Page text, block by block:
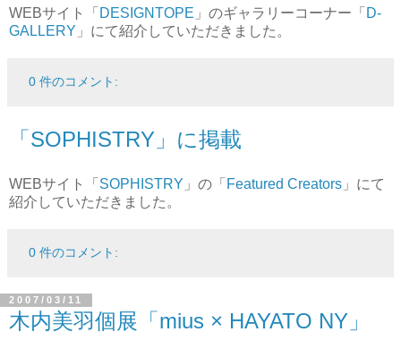
WEBサイト「 DESIGNTOPE 」のギャラリーコーナー「 D-
GALLERY 」にて紹介していただきました。
0 件のコメント:
「SOPHISTRY」に掲載
WEBサイト「 SOPHISTRY 」の「 Featured Creators 」にて
紹介していただきました。
0 件のコメント:
2007/03/11
木内美羽個展「mius × HAYATO NY」